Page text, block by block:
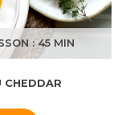
: 45 MIN
CHEDDAR